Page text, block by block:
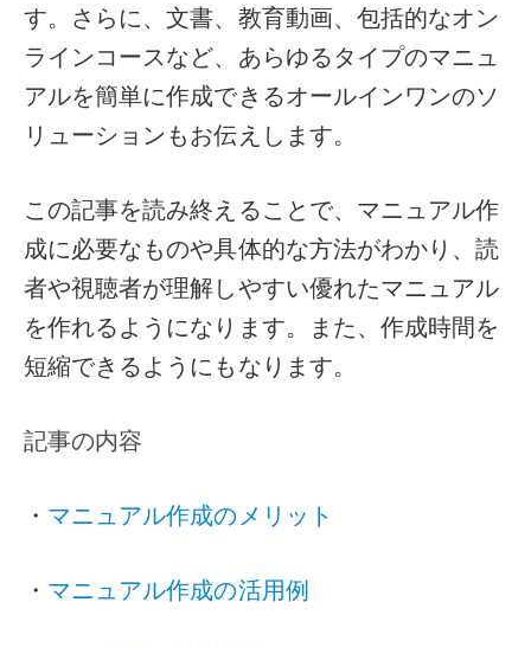
す。さらに、文書、教育動画、包括的なオン
ラインコースなど、あらゆるタイプのマニュ
アルを簡単に作成できるオールインワンのソ
リューションもお伝えします。
この記事を読み終えることで、マニュアル作
成に必要なものや具体的な方法がわかり、読
者や視聴者が理解しやすい優れたマニュアル
を作れるようになります。また、作成時間を
短縮できるようにもなります。
記事の内容
・ マニュアル作成のメリット
・ マニュアル作成の活用例